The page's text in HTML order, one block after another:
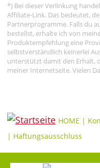
*) Bei dieser Verlinkung
Affiliate-Link. Das bedeutet,
Partnerprogramme. Falls du
bestellst, erhalte ich von
Produktempfehlung eine
selbstverständlich keinerlei
unterstützt damit den Erhalt,
meiner Internetseite. Vielen
HOME |
| Haftungsausschluss